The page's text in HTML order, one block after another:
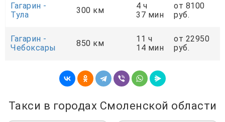
Гагарин -
Тула
300 км
4 ч
37 мин
от 8100
руб.
Гагарин -
Чебоксары
850 км
11 ч
14 мин
от 22950
руб.
Такси в городах Смоленской области